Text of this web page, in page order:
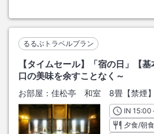
るるぶトラベルプラン
【タイムセール】「宿の日」【
口の美味を余すことなく～
お部屋： 佳松亭 和室 8畳【禁煙】
INチェ
15:00
夕食/朝